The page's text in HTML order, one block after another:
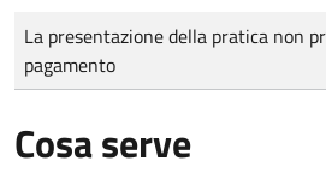
Tipo di pagamento
Importo
La presentazione della pratica non
pagamento
Cosa serve